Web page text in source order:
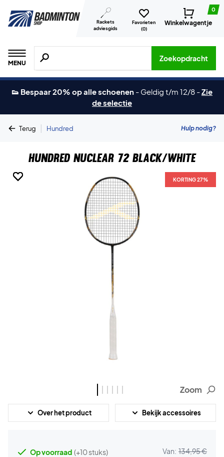
Rackets
adviesgids
Favorieten
(0)
0
Winkelwagentje
MENU
Zoeken naar producten, merken etc.
Zoekopdracht
👟 Bespaar 20% op alle schoenen - Geldig t/m 12/8 -Zie
de selectie
Terug | Hundred Hulp nodig?
Hundred Nuclear 72 Black/White
KORTING 27%
KORTING 27%
KORTING 27%
KORTING 27%
KORTING 27%
KORTING 27%
Zoom
Over het product Bekijk accessoires
Op voorraad (+10 stuks) Van: 134,95 €